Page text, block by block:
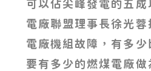
可以佔尖峰發電的五
電廠聯盟理事長徐光
電廠機組故障，有多
要有多少的燃煤電廠做